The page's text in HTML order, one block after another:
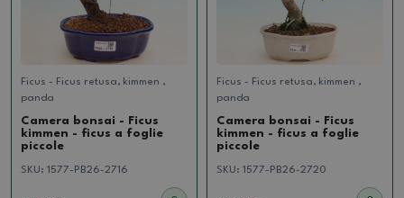
Ficus - Ficus retusa, kimmen ,
panda
Camera bonsai - Ficus
kimmen - ficus a foglie
piccole
SKU: 1577-PB26-2716
Ficus - Ficus retusa, kimmen ,
panda
Camera bonsai - Ficus
kimmen - ficus a foglie
piccole
SKU: 1577-PB26-2720